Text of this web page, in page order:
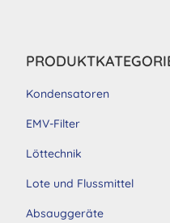
Kondensatoren
EMV-Filter
Löttechnik
Lote und Flussmittel
Absauggeräte